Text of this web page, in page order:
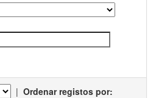
| Ordenar registos por: